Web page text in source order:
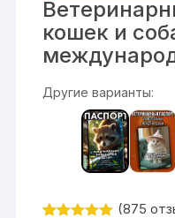
кошек и
Другие варианты:
(875